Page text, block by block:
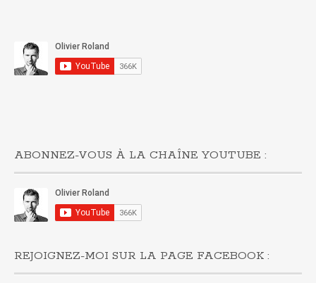
ABONNEZ-VOUS À LA CHAÎNE YOUTUBE :
REJOIGNEZ-MOI SUR LA PAGE FACEBOOK :